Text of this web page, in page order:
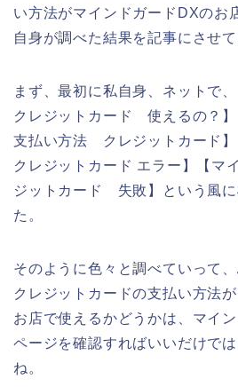
い方法がマインドガードDXのお
自身が調べた結果を記事にさせて
まず、最初に私自身、ネットで
クレジットカード 使えるの？
支払い方法 クレジットカード
クレジットカード エラー】【マ
ジットカード 失敗】という風に
た。
そのように色々と調べていって
クレジットカードの支払い方法
お店で使えるかどうかは、マイ
ページを確認すればいいだけで
ね。